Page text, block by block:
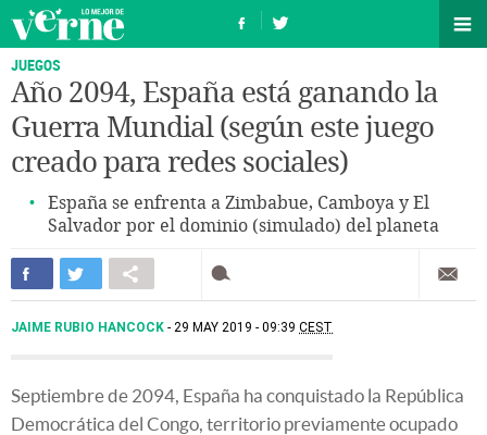
JUEGOS
Año 2094, España está ganando la
Guerra Mundial (según este juego
creado para redes sociales)
España se enfrenta a Zimbabue, Camboya y El
Salvador por el dominio (simulado) del planeta
JAIME RUBIO HANCOCK 29 MAY 2019 - 09:39 CEST
Septiembre de 2094, España ha conquistado la República
Democrática del Congo, territorio previamente ocupado